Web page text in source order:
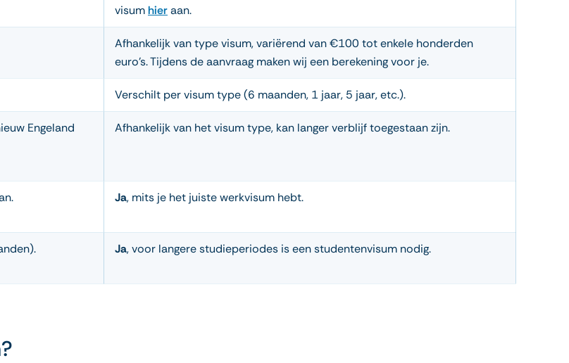
visumhieraan.
Afhankelijk van type visum, variërend van €100 tot enkele honderden
euro’s. Tijdens de aanvraag maken wij een berekening voor je.
Verschilt per visum type (6 maanden, 1 jaar, 5 jaar, etc.).
Engeland
Afhankelijk van het visum type, kan langer verblijf toegestaan zijn.
Ja, mits je het juiste werkvisum hebt.
Ja, voor langere studieperiodes is een studentenvisum nodig.